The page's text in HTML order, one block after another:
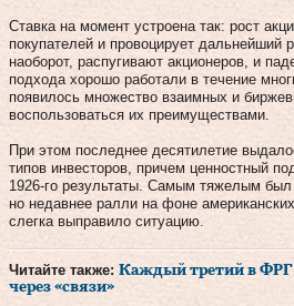
Ставка на момент устроена так: рост
покупателей и провоцирует дальнейший
наоборот, распугивают акционеров, и
подхода хорошо работали в течение
появилось множество взаимных и
воспользоваться их преимуществами.
При этом последнее десятилетие
типов инвесторов, причем ценностный
1926-го результаты. Самым тяжелым был
но недавнее ралли на фоне
слегка выправило ситуацию.
Читайте также: Каждый третий в ФРГ
через «связи»